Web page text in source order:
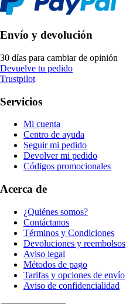
Envío y devolución
30 días para cambiar de opinión
Devuelve tu pedido
Trustpilot
Servicios
Mi cuenta
Centro de ayuda
Seguir mi pedido
Devolver mi pedido
Códigos promocionales
Acerca de
¿Quiénes somos?
Contáctanos
Términos y Condiciones
Devoluciones y reembolsos
Aviso legal
Métodos de pago
Tarifas y opciones de envío
Aviso de confidencialidad